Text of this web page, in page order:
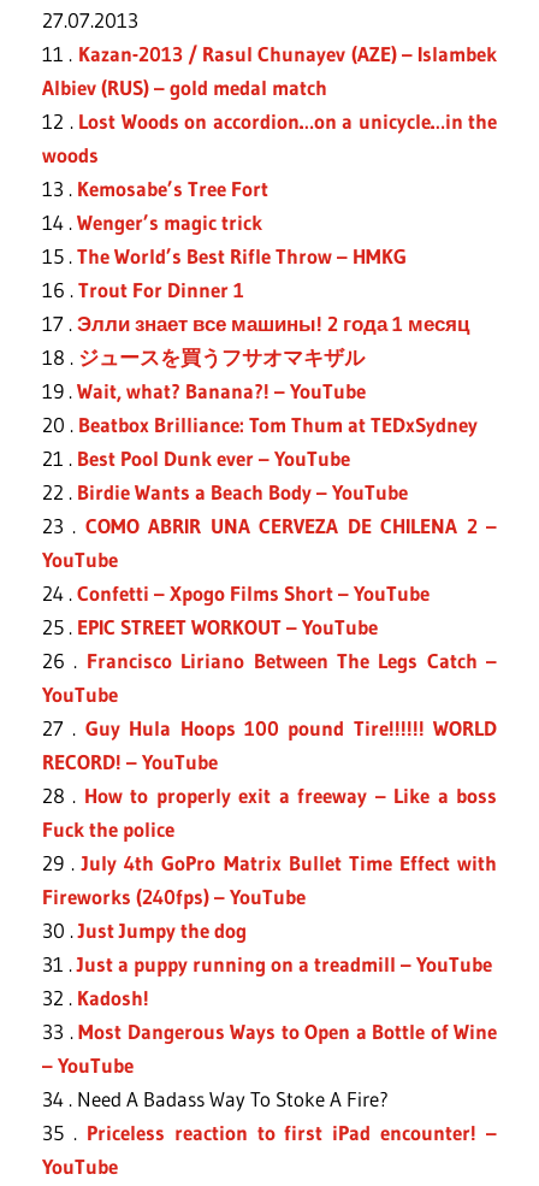
27.07.2013
11 . Kazan-2013 / Rasul Chunayev (AZE) – Islambek
Albiev (RUS) – gold medal match
12 . Lost Woods on accordion…on a unicycle…in the
woods
13 . Kemosabe’s Tree Fort
14 .Wenger’s magic trick
15 .The World’s Best Rifle Throw – HMKG
16 .Trout For Dinner 1
17 .Элли знает все машины! 2 года 1 месяц
18 . ジュースを買うフサオマキザル
19 .Wait, what? Banana?! – YouTube
20 . Beatbox Brilliance: Tom Thum at TEDxSydney
21 . Best Pool Dunk ever – YouTube
22 . Birdie Wants a Beach Body – YouTube
23 . COMO ABRIR UNA CERVEZA DE CHILENA 2 –
YouTube
24 .Confetti – Xpogo Films Short – YouTube
25 . EPIC STREET WORKOUT – YouTube
26 . Francisco Liriano Between The Legs Catch –
YouTube
27 . Guy Hula Hoops 100 pound Tire!!!!!! WORLD
RECORD! – YouTube
28 . How to properly exit a freeway – Like a boss
Fuck the police
29 .July 4th GoPro Matrix Bullet Time Effect with
Fireworks (240fps) – YouTube
30 .Just Jumpy the dog
31 .Just a puppy running on a treadmill – YouTube
32 . Kadosh!
33 .Most Dangerous Ways to Open a Bottle of Wine
– YouTube
34 . Need A Badass Way To Stoke A Fire?
35 . Priceless reaction to first iPad encounter! –
YouTube